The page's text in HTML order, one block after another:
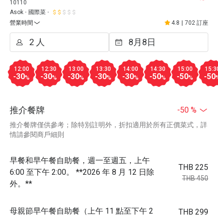
10110
Asok
國際菜
營業時間
4.8 702 訂座
12:00
-30%
12:30
-30%
13:00
-30%
13:30
-30%
14:00
-30%
14:30
-50%
15:00
-50% -50
推介餐牌 -50 %
推介餐牌僅供參考；除特別註明外，折扣適用於所有正價菜式，詳
情請參閱商戶細則
早餐和早午餐自助餐，週一至週五，上午
6:00 至下午 2:00。 **2026 年 8 月 12 日除
外。**
THB 225
THB 450
母親節早午餐自助餐（上午 11 點至下午 2
THB 299